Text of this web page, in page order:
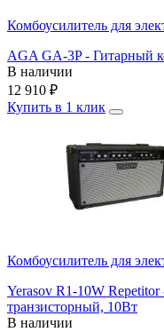
Комбоусилитель для
AGA GA-3P - Гитарный
В наличии
12 910 ₽
Купить в 1 клик
Комбоусилитель для
Yerasov R1-10W
транзисторный, 10Вт
В наличии